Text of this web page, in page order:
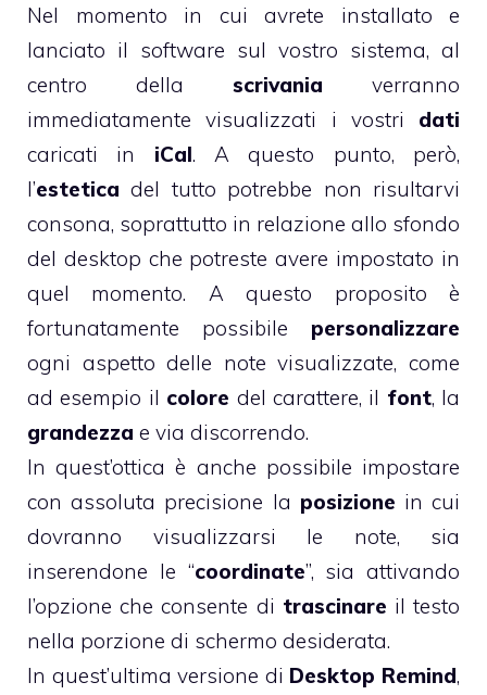
Nel momento in cui avrete installato e
lanciato il software sul vostro sistema, al
centro della scrivania verranno
immediatamente visualizzati i vostri dati
caricati in iCal. A questo punto, però,
l’estetica del tutto potrebbe non risultarvi
consona, soprattutto in relazione allo sfondo
del desktop che potreste avere impostato in
quel momento. A questo proposito è
fortunatamente possibile personalizzare
ogni aspetto delle note visualizzate, come
ad esempio il colore del carattere, il font, la
grandezza e via discorrendo.
In quest’ottica è anche possibile impostare
con assoluta precisione la posizione in cui
dovranno visualizzarsi le note, sia
inserendone le “coordinate”, sia attivando
l’opzione che consente di trascinare il testo
nella porzione di schermo desiderata.
In quest’ultima versione di Desktop Remind,